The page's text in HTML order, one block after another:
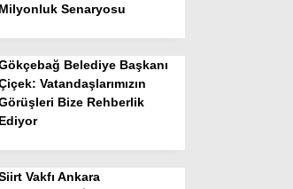
Milyonluk Senaryosu
Belediye Başkanı
Vatandaşlarımızın
Bize Rehberlik
Ediyor
Vakfı Ankara